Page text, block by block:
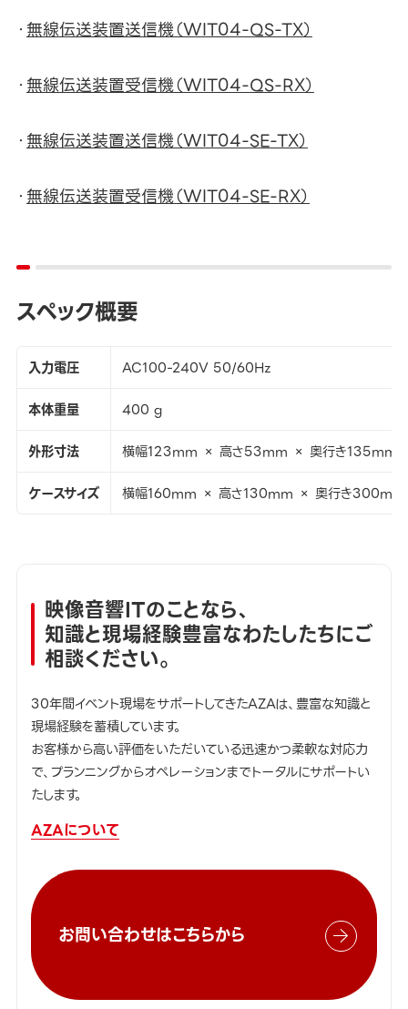
・無線伝送装置送信機（WIT04-QS-TX）
・無線伝送装置受信機（WIT04-QS-RX）
・無線伝送装置送信機（WIT04-SE-TX）
・無線伝送装置受信機（WIT04-SE-RX）
スペック概要
入力電圧
AC100-240V 50/60Hz
本体重量
400 g
外形寸法
横幅123mm × 高さ53mm × 奥行き135mm
ケースサイズ
横幅160mm × 高さ130mm × 奥行き300mm
映像音響ITのことなら、
知識と現場経験豊富なわたしたちにご
相談ください。
30年間イベント現場をサポートしてきたAZAは、豊富な知識と
現場経験を蓄積しています。
お客様から高い評価をいただいている迅速かつ柔軟な対応力
で、プランニングからオペレーションまでトータルにサポートい
たします。
AZAについて
お問い合わせはこちらから